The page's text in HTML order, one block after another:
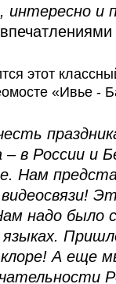
интересно и
этот
«Ивье -
– в России и
Нам
видеосвязи!
надо было
языках.
А еще